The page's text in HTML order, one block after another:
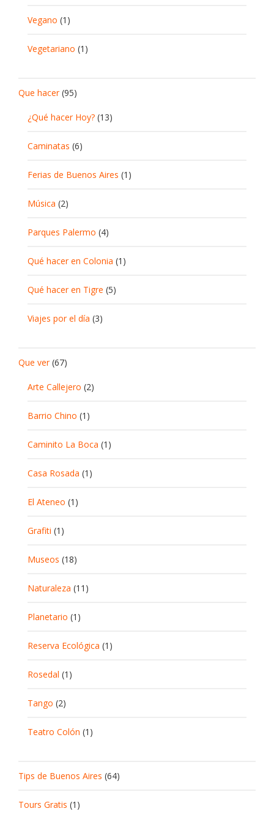
Vegano (1)
Vegetariano (1)
Que hacer(95)
¿Qué hacer Hoy? (13)
Caminatas (6)
Ferias de Buenos Aires (1)
Música (2)
Parques Palermo (4)
Qué hacer en Colonia (1)
Qué hacer en Tigre (5)
Viajes por el día (3)
Que ver(67)
Arte Callejero (2)
Barrio Chino (1)
Caminito La Boca (1)
Casa Rosada (1)
El Ateneo (1)
Grafiti (1)
Museos (18)
Naturaleza (11)
Planetario (1)
Reserva Ecológica (1)
Rosedal (1)
Tango (2)
Teatro Colón (1)
Tips de Buenos Aires (64)
Tours Gratis (1)